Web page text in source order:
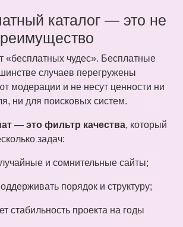
каталог — это не
«бесплатных чудес». Бесплатные
случаев перегружены
модерации и не несут ценности ни
ни для поисковых систем.
— это фильтр качества, который
задач:
и сомнительные сайты;
порядок и структуру;
стабильность проекта на годы